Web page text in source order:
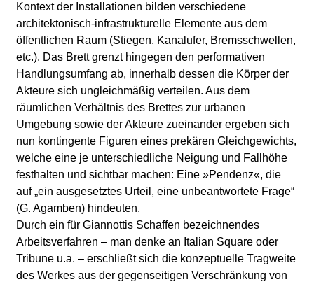
Kontext der Installationen bilden verschiedene
architektonisch-infrastrukturelle Elemente aus dem
öffentlichen Raum (Stiegen, Kanalufer, Bremsschwellen,
etc.). Das Brett grenzt hingegen den performativen
Handlungsumfang ab, innerhalb dessen die Körper der
Akteure sich ungleichmäßig verteilen. Aus dem
räumlichen Verhältnis des Brettes zur urbanen
Umgebung sowie der Akteure zueinander ergeben sich
nun kontingente Figuren eines prekären Gleichgewichts,
welche eine je unterschiedliche Neigung und Fallhöhe
festhalten und sichtbar machen: Eine »Pendenz«, die
auf „ein ausgesetztes Urteil, eine unbeantwortete Frage“
(G. Agamben) hindeuten.
Durch ein für Giannottis Schaffen bezeichnendes
Arbeitsverfahren – man denke an Italian Square oder
Tribune u.a. – erschließt sich die konzeptuelle Tragweite
des Werkes aus der gegenseitigen Verschränkung von